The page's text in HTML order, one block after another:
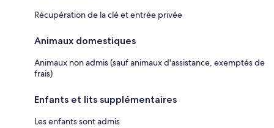
Récupération de la clé et entrée privée
Animaux domestiques
Animaux non admis (sauf animaux d'assistance, exemptés de
frais)
Enfants et lits supplémentaires
Les enfants sont admis